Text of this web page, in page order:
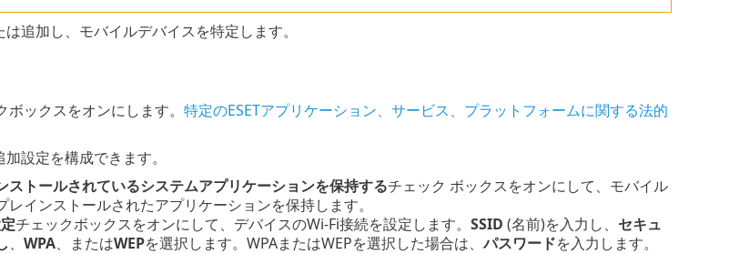
追加し、モバイルデバイスを特定します。
ボックスをオンにします。 特定のESETアプリケーション、サービス、プラットフォームに関する法的
設定を構成できます。
ストールされているシステムアプリケーションを保持するチェック ボックスをオンにして、モバイル
インストールされたアプリケーションを保持します。
チェックボックスをオンにして、デバイスのWi-Fi接続を設定します。 SSID (名前)を入力し、 セキュ
、 WPA、またはWEPを選択します。WPAまたはWEPを選択した場合は、 パスワードを入力します。